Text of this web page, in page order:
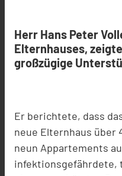
Herr Hans Peter
Elternhauses,
großzügige
Er berichtete, dass
neue Elternhaus über
neun Appartements
infektionsgefährdete,